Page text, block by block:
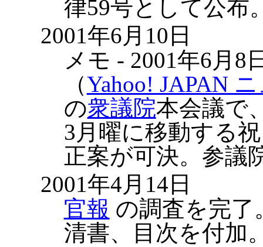
律59号として公布
2001年6月10日
メモ - 2001年6月8
（Yahoo! JAPAN
の衆議院本会議で
3月曜に移動する
正案が可決。参議
2001年4月14日
官報 の調査を完了
清書、目次を付加